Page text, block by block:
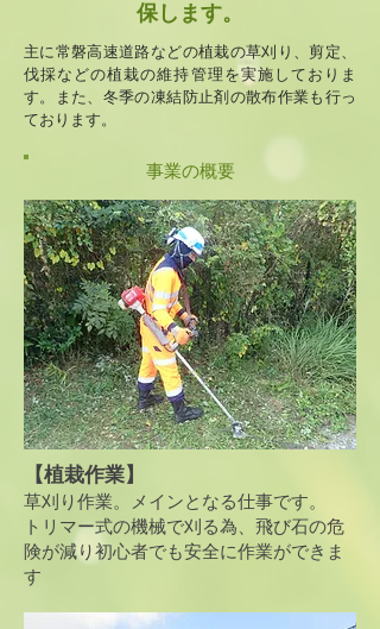
保します。
主に常磐高速道路などの植栽の草刈り、剪定、
伐採などの植栽の維持管理を実施しておりま
す。また、冬季の凍結防止剤の散布作業も行っ
ております。
​事業の概要
【植栽作業】
草刈り作業。メインとなる仕事です。
​トリマー式の機械で刈る為、飛び石の危
険が減り​初心者でも安全に作業ができま
す